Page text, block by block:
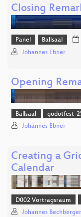
Closing
Panel Ballsaal
Johannes Ebner
Opening
Ballsaal godotfest-
Johannes Ebner
Creating a
Calendar
D002 Vortragsraum
Johannes Bechberger